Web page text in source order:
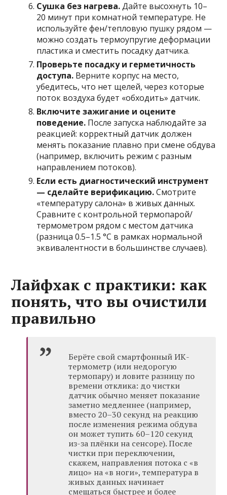
Сушка без нагрева.Дайте высохнуть 10–
20 минут при комнатной температуре. Не
используйте фен/тепловую пушку рядом —
можно создать термоупругие деформации
пластика и сместить посадку датчика.
Проверьте посадку и герметичность
доступа. Верните корпус на место,
убедитесь, что нет щелей, через которые
поток воздуха будет «обходить» датчик.
Включите зажигание и оцените
поведение. После запуска наблюдайте за
реакцией: корректный датчик должен
менять показание плавно при смене обдува
(например, включить режим с разным
направлением потоков).
Если есть диагностический инструмент
— сделайте верификацию.Смотрите
«температуру салона» в живых данных.
Сравните с контрольной термопарой/
термометром рядом с местом датчика
(разница 0.5–1.5 °C в рамках нормальной
эквивалентности в большинстве случаев).
Лайфхак с практики: как
понять, что вы очистили
правильно
Берёте свой смартфонный ИК-
термометр (или недорогую
термопару) и ловите разницу по
времени отклика: до чистки
датчик обычно меняет показание
заметно медленнее (например,
вместо 20–30 секунд на реакцию
после изменения режима обдува
он может тупить 60–120 секунд
из-за плёнки на сенсоре). После
чистки при переключении,
скажем, направления потока с «в
лицо» на «в ноги», температура в
живых данных начинает
смещаться быстрее и более